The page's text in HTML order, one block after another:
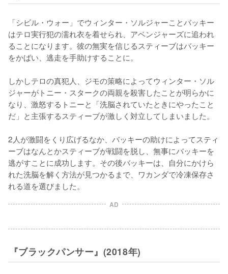
「シビル・ウォー」でウィンター・ソルジャーことバッキー
はテロ実行犯の濡れ衣を着せられ、アベンジャーズに追われ
ることになります。彼の無実を信じるスティーブはバッキー
をかばい、逃走を手助けすることに。
しかしテロの真犯人、ジモの策略によってウィンター・ソル
ジャーがトニー・スタークの両親を殺害したことが明らかに
なり、激怒するトニーと「洗脳されていたときにやったこと
だ」と主張するスティーブが激しく対立してしまいました。
2人が激闘をくり広げるなか、バッキーの助けによってスティ
ーブはなんとかスティーブが戦闘を脱し、無事にバッキーを
逃がすことに成功します。その後バッキーは、自分にかけら
れた洗脳を解く方法が見つかるまで、ワカンダで冷凍保存さ
れる道を選びました。
AD
『ブラックパンサー』(2018年)